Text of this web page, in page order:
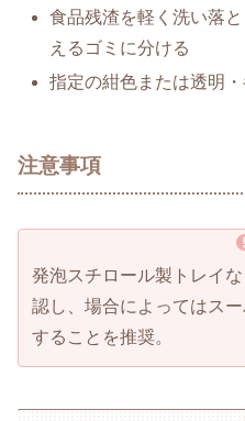
食品残渣を軽く洗い落
えるゴミに分ける
指定の紺色または透明
注意事項
発泡スチロール製トレイ
認し、場合によってはス
することを推奨。